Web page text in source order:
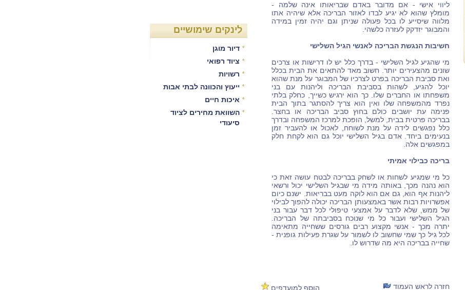
ליווי אישי - אם מדובר באדם שבריאותו אינה שלמה -
מומלץ שהוא לא יגיע לבדו לאזור הבריכה אלא שיהיה אתו
מלווה שיסייע לו בכל פעולה שניתן וגם יהיה זמין במידה
והמבוגר יזדקק לעזרה כלשהי.
חשיבות הנגשת הבריכה לאנשי הגיל השלישי
מי שהגיע לגיל השלישי - בדרך כלל יש לו דרישות או צרכים
שונים מהצעירים יותר. חשוב מאד להתאים את הבית בכלל
ואת סביבת הבריכה בפרט לצרכיו של המבוגר על מנת שהוא
יוכל להגיע, לשהות בסביבת הבריכה וליהנות עם בני
משפחתו או החברים שלו. כך הוא ירגיש כשייך, כחלק בלתי
נפרד מהמשפחה שלו ואין הוא צריך להסתגר בתוך הבית
פנימה עת יושבים כולם בחוץ סביב הבריכה או בחצר.
בבריכה פרטית בבית, למשל, הופכת למרכז המשפחה ובדרך
כלל נפגשים לידה על מנת לשוחח, לאכול או להעביר זמן
בנעימים ביחד. אדם בגיל השלישי יוכל גם הוא לקחת חלק
במפגשים אלה.
בריכה כבילוי אמיתי
כל מי שמגיע לשחות או לשחק בבריכה לבטח עושה זאת כי
הוא נהנה מכך, באותה מידה מי שבגיל השלישי יכול ורשאי
ליהנות אף הוא, גם אם הוא לוקה מעט בבריאות. ישנם כיום
אפשרויות רבות אשר באמצעותן הבריכה יכולה להפוך לבילוי
של ממש, שלא לדבר על אמצעי טיפולי לכל דבר עבור בני
הגיל השלישי ועבור כל מי שנוכח בסביבתה של הבריכה.
יתרה מכך - אנשי מקצוע רבים גורסים ששחייה מתאימה
לכל גיל כך שמי שחשוב לו לשמור על שגרת פעילות גופנית -
שחייה בבריכה היא מה שדרוש לו.
חזרה לראש העמוד הוסף למועדפים
לינקים שימושיים
דיור מוגן
ציוד רפואי
רשויות
ייעוץ והכוונה לבתי אבות
איכות חיים
השוואת מחירים לציוד
סיעודי